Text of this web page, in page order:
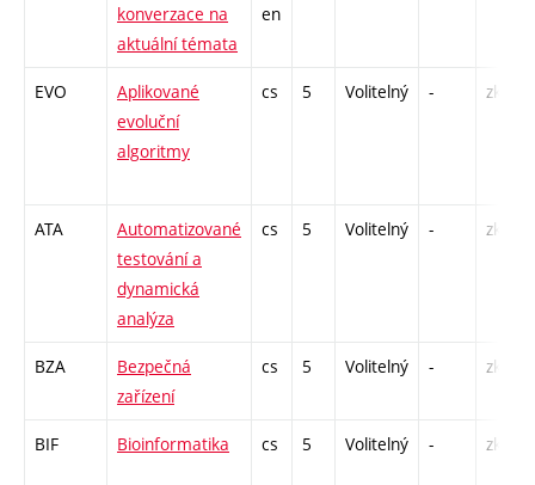
konverzace na
aktuální témata
en
EVO
Aplikované
evoluční
algoritmy
cs 5 Volitelný - zk
ATA
Automatizované
testování a
dynamická
analýza
cs 5 Volitelný - zk
BZA
Bezpečná
zařízení
cs 5 Volitelný - zk
BIF Bioinformatika cs 5 Volitelný - zk